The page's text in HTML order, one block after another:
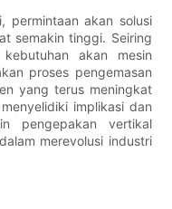
permintaan akan solusi
semakin tinggi. Seiring
akan mesin
proses pengemasan
yang terus meningkat
implikasi dan
pengepakan vertikal
merevolusi industri